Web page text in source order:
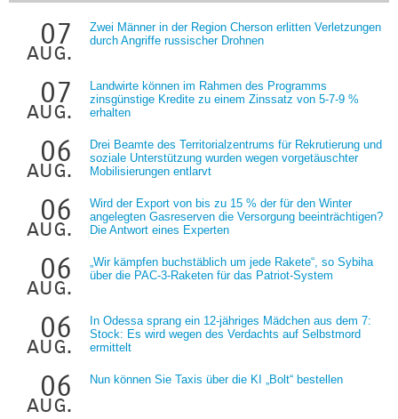
07
aug.
Zwei Männer in der Region Cherson erlitten Verletzungen
durch Angriffe russischer Drohnen
07
aug.
Landwirte können im Rahmen des Programms
zinsgünstige Kredite zu einem Zinssatz von 5-7-9 %
erhalten
06
aug.
Drei Beamte des Territorialzentrums für Rekrutierung und
soziale Unterstützung wurden wegen vorgetäuschter
Mobilisierungen entlarvt
06
aug.
Wird der Export von bis zu 15 % der für den Winter
angelegten Gasreserven die Versorgung beeinträchtigen?
Die Antwort eines Experten
06
aug.
„Wir kämpfen buchstäblich um jede Rakete“, so Sybiha
über die PAC-3-Raketen für das Patriot-System
06
aug.
In Odessa sprang ein 12-jähriges Mädchen aus dem 7:
Stock: Es wird wegen des Verdachts auf Selbstmord
ermittelt
06
aug.
Nun können Sie Taxis über die KI „Bolt“ bestellen